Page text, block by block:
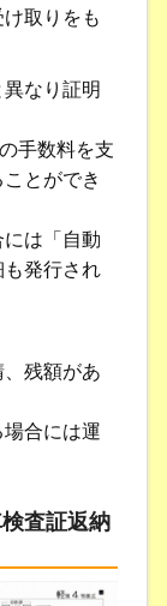
取りをも
なり証明
手数料を支
とができ
は「自動
発行され
残額があ
合には運
査証返納